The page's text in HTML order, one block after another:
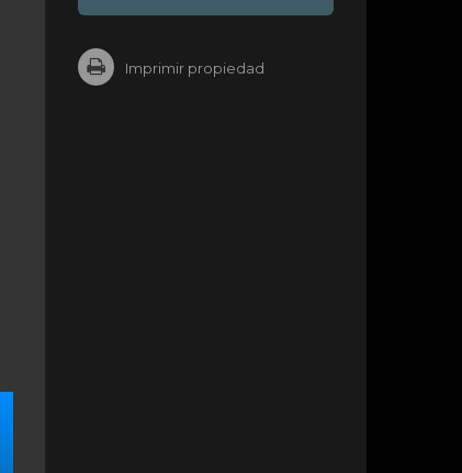
Imprimir propiedad